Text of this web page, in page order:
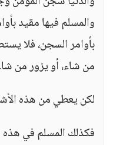
والمسلم فيها مقيد
بأوامر السجن، فلا
من شاء، أو يزور من
لكن يعطي من هذه
فكذلك المسلم في هذه